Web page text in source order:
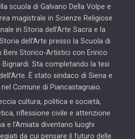
scuola di Galvano Della Volpe e
magistrale in Scienze Religiose
in Storia dell’Arte Sacra e la
dell’Arte presso la Scuola di
Beni Storico-Artistici con Enrico
Sta completando la tesi
È stato sindaco di Siena e
Comune di Piancastagnaio.
cultura, politica e società,
riflessione civile e attenzione
e l’Amiata diventano luoghi
da cui pensare il futuro delle